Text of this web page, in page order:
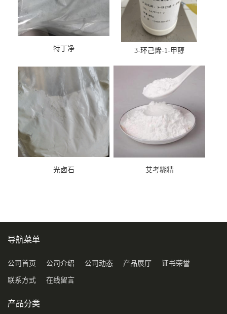
特丁净 3-环己烯-1-甲醇
光卤石 艾考糊精
导航菜单
公司首页 公司介绍 公司动态 产品展厅 证书荣誉
联系方式 在线留言
产品分类